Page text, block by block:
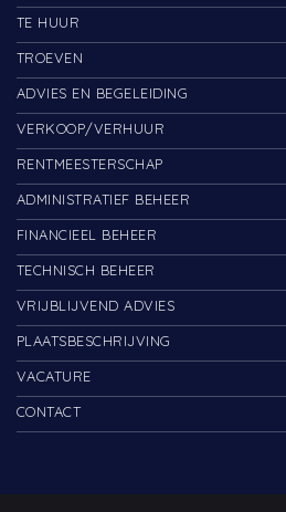
TE HUUR
TROEVEN
ADVIES EN BEGELEIDING
VERKOOP/VERHUUR
RENTMEESTERSCHAP
ADMINISTRATIEF BEHEER
FINANCIEEL BEHEER
TECHNISCH BEHEER
VRIJBLIJVEND ADVIES
PLAATSBESCHRIJVING
VACATURE
CONTACT